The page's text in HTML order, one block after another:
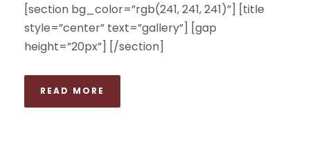
[section bg_color=”rgb(241, 241, 241)”] [title
style=”center” text=”gallery”] [gap
height=”20px”] [/section]
READ MORE